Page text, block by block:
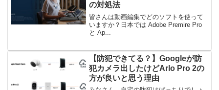
の対処法
皆さんは動画編集でどのソフトを使って
いますか？日本では Adobe Premire Pro
と Ap...
【防犯できてる？】Googleが防
犯カメラ出したけどArlo Pro 2の
方が良いと思う理由